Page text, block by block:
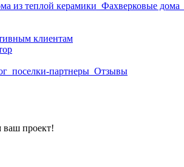
из теплой керамики Фахверковые дома
клиентам
поселки-партнеры Отзывы
ваш проект!